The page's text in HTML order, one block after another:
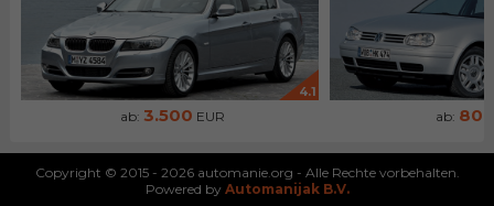
4.1
ab: 3.500 EUR ab: 800
Copyright © 2015 - 2026 automanie.org - Alle Rechte vorbehalten.
Powered by Automanijak B.V.